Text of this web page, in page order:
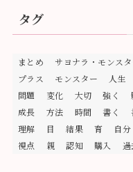
タグ
まとめ サヨナラ・モンス
プラス
モンスター 人生
問題
変化 大切 強く
成長
方法 時間 書く
理解
目 結果 育 自分
視点
親 認知 購入 過